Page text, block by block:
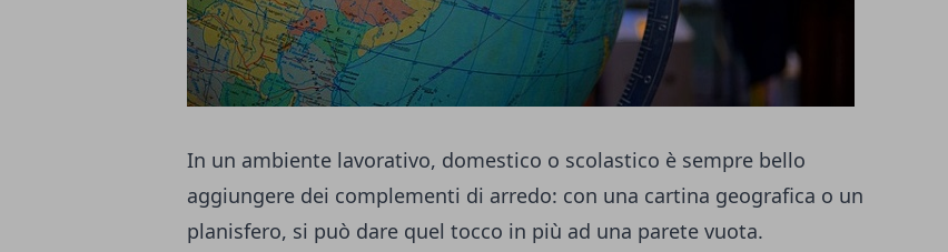
In un ambiente lavorativo, domestico o scolastico è sempre bello
aggiungere dei complementi di arredo: con una cartina geografica o un
planisfero, si può dare quel tocco in più ad una parete vuota.